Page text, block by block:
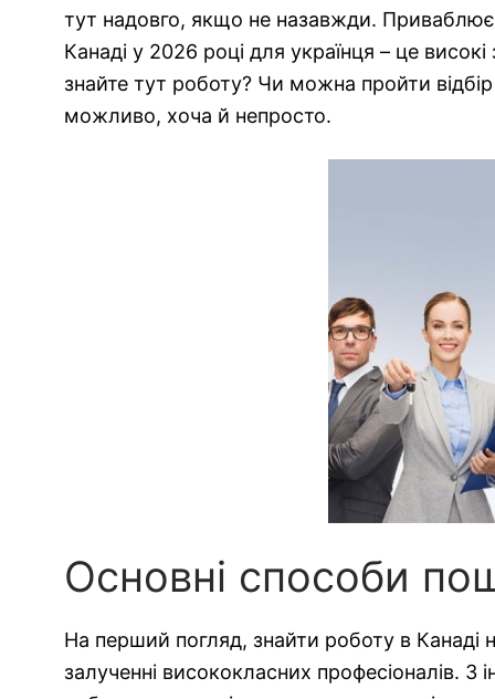
тут надовго, якщо не назавжди. Приваблює
Канаді у 2026 році для українця – це
знайте тут роботу? Чи можна пройти
можливо, хоча й непросто.
Основні способи
На перший погляд, знайти роботу в Канаді
залученні висококласних професіоналів. З